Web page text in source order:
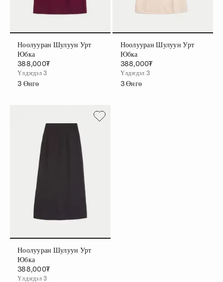
Ноолууран Шулуун Урт
Юбка
388,000₮
Үлдэгдэл 3
3 Өнгө
Ноолууран Шулуун Урт
Юбка
388,000₮
Үлдэгдэл 3
3Өнгө
Ноолууран Шулуун Урт
Юбка
388,000₮
Үлдэгдэл 3